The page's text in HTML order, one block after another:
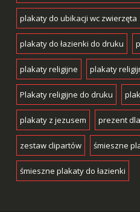
plakaty do ubikacji wc zwierzęta
plakaty do łazienki do druku
plakaty religijne plakaty
Plakaty religijne do druku
plakaty z jezusem prezent
zestaw clipartów śmieszne
śmieszne plakaty do łazienki